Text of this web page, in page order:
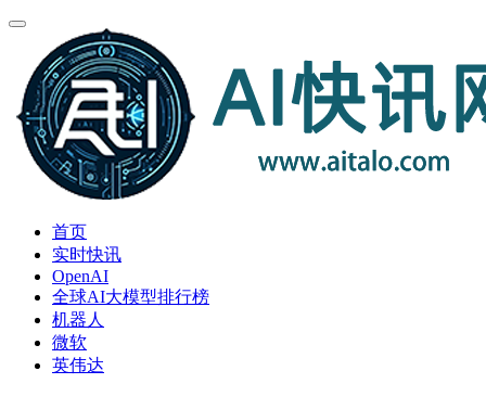
首页
实时快讯
OpenAI
全球AI大模型排行榜
机器人
微软
英伟达